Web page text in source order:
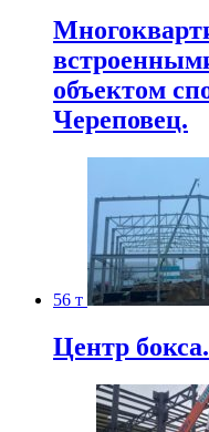
объектом
Череповец.
56 т
Центр